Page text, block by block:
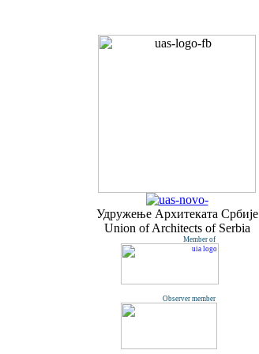
Удружењe Архитеката Србије
Union of Architects of Serbia
Member of
Observer member